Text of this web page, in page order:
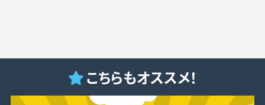
こちらもオススメ！